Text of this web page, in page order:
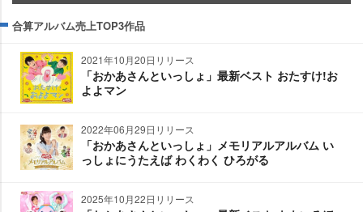
合算アルバム売上TOP3作品
2021年10月20日リリース
「おかあさんといっしょ」最新ベスト おたすけ!お
よよマン
2022年06月29日リリース
「おかあさんといっしょ」メモリアルアルバム い
っしょにうたえば わくわく ひろがる
2025年10月22日リリース